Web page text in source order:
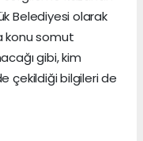
Belediyesi olarak
konu somut
gibi, kim
çekildiği bilgileri de